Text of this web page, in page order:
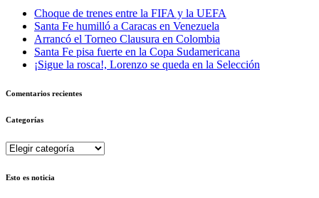
Choque de trenes entre la FIFA y la UEFA
Santa Fe humilló a Caracas en Venezuela
Arrancó el Torneo Clausura en Colombia
Santa Fe pisa fuerte en la Copa Sudamericana
¡Sigue la rosca!, Lorenzo se queda en la Selección
Comentarios recientes
Categorías
Categorías
Esto es noticia